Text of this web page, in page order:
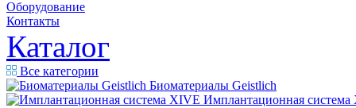
Оборудование
Контакты
Каталог
Все категории
Биоматериалы Geistlich
Имплантационная